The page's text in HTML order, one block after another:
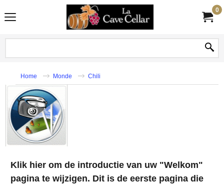
0
Home Monde Chili
Klik hier om de introductie van uw "Welkom"
pagina te wijzigen. Dit is de eerste pagina die